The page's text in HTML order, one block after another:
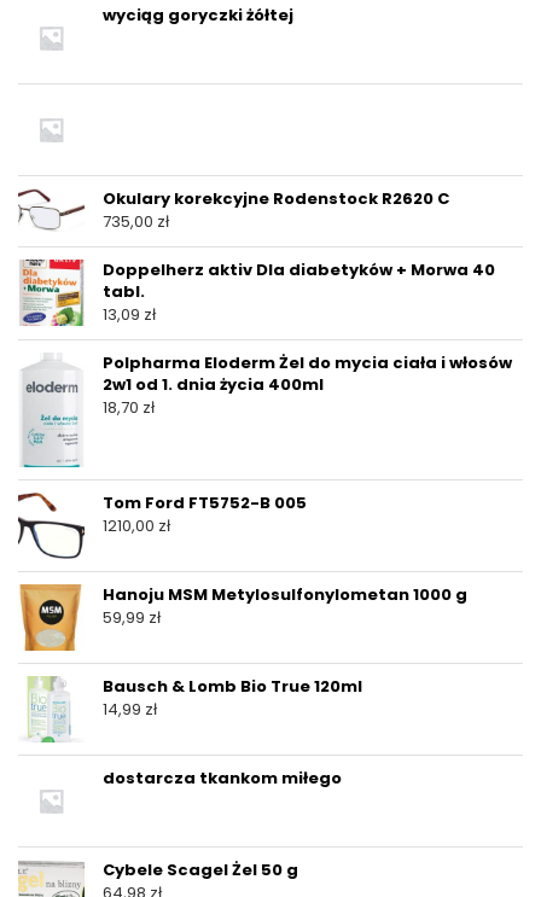
wyciąg goryczki żółtej
Okulary korekcyjne Rodenstock R2620 C
735,00 zł
Doppelherz aktiv Dla diabetyków + Morwa 40
tabl.
13,09 zł
Polpharma Eloderm Żel do mycia ciała i włosów
2w1 od 1. dnia życia 400ml
18,70 zł
Tom Ford FT5752-B 005
1210,00 zł
Hanoju MSM Metylosulfonylometan 1000 g
59,99 zł
Bausch & Lomb Bio True 120ml
14,99 zł
dostarcza tkankom miłego
Cybele Scagel Żel 50 g